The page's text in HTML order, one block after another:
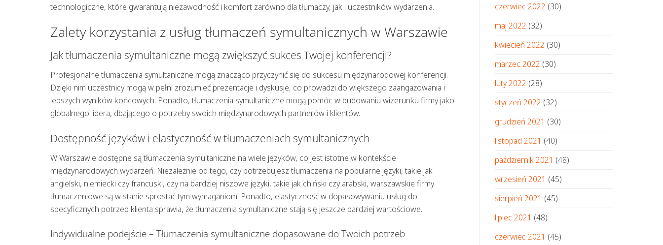
technologiczne, które gwarantują niezawodność i komfort zarówno dla tłumaczy, jak i uczestników wydarzenia.
Zalety korzystania z usług tłumaczeń symultanicznych w Warszawie
Jak tłumaczenia symultaniczne mogą zwiększyć sukces Twojej konferencji?
Profesjonalne tłumaczenia symultaniczne mogą znacząco przyczynić się do sukcesu międzynarodowej konferencji.
Dzięki nim uczestnicy mogą w pełni zrozumieć prezentacje i dyskusje, co prowadzi do większego zaangażowania i
lepszych wyników końcowych. Ponadto, tłumaczenia symultaniczne mogą pomóc w budowaniu wizerunku firmy jako
globalnego lidera, dbającego o potrzeby swoich międzynarodowych partnerów i klientów.
Dostępność języków i elastyczność w tłumaczeniach symultanicznych
W Warszawie dostępne są tłumaczenia symultaniczne na wiele języków, co jest istotne w kontekście
międzynarodowych wydarzeń. Niezależnie od tego, czy potrzebujesz tłumaczenia na popularne języki, takie jak
angielski, niemiecki czy francuski, czy na bardziej niszowe języki, takie jak chiński czy arabski, warszawskie firmy
tłumaczeniowe są w stanie sprostać tym wymaganiom. Ponadto, elastyczność w dopasowywaniu usług do
specyficznych potrzeb klienta sprawia, że tłumaczenia symultaniczne stają się jeszcze bardziej wartościowe.
Indywidualne podejście – Tłumaczenia symultaniczne dopasowane do Twoich potrzeb
czerwiec 2022 (30)
maj 2022 (32)
kwiecień 2022 (30)
marzec 2022 (30)
luty 2022 (28)
styczeń 2022 (32)
grudzień 2021 (30)
listopad 2021 (40)
październik 2021 (48)
wrzesień 2021 (45)
sierpień 2021 (45)
lipiec 2021 (48)
czerwiec 2021 (45)